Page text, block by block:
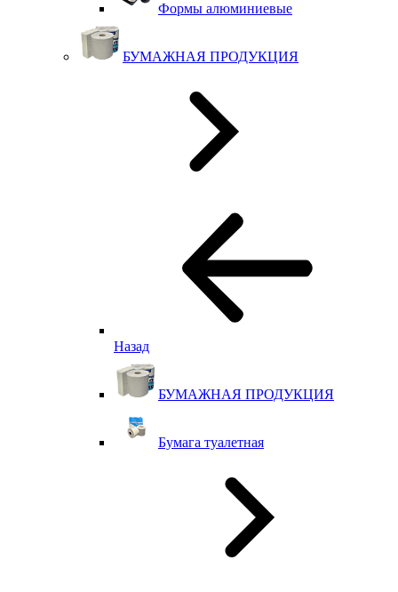
Формы алюминиевые
БУМАЖНАЯ ПРОДУКЦИЯ
Назад
БУМАЖНАЯ ПРОДУКЦИЯ
Бумага туалетная